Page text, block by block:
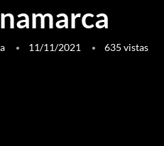
11/11/2021 635 vistas